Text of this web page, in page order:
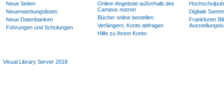
Neue Seiten
Neuerwerbungslisten
Neue Datenbanken
Führungen und Schulungen
Online-Angebote außerhalb des
Campus nutzen
Bücher online bestellen
Verlängern, Konto abfragen
Hilfe zu Ihrem Konto
Digitale
Frankfurter
Visual Library Server 2018